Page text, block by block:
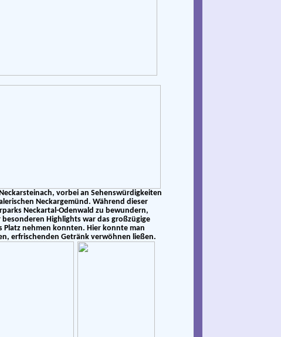
vorbei an Sehenswürdigkeiten
Neckargemünd. Während dieser
Neckartal-Odenwald zu bewundern,
Highlights war das großzügige
Platz nehmen konnten. Hier konnte man
erfrischenden Getränk verwöhnen ließen.